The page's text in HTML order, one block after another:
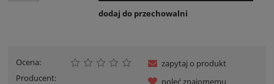
dodaj do przechowalni
Ocena:
Producent:
zapytaj o produkt
poleć znajomemu